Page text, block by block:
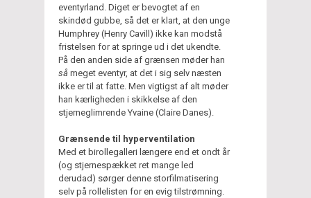
eventyrland. Diget er bevogtet af en
skindød gubbe, så det er klart, at den unge
Humphrey (Henry Cavill) ikke kan modstå
fristelsen for at springe ud i det ukendte.
På den anden side af grænsen møder han
så meget eventyr, at det i sig selv næsten
ikke er til at fatte. Men vigtigst af alt møder
han kærligheden i skikkelse af den
stjerneglimrende Yvaine (Claire Danes).
Grænsende til hyperventilation
Med et birollegalleri længere end et ondt år
(og stjernespækket ret mange led
derudad) sørger denne storfilmatisering
selv på rollelisten for en evig tilstrømning.